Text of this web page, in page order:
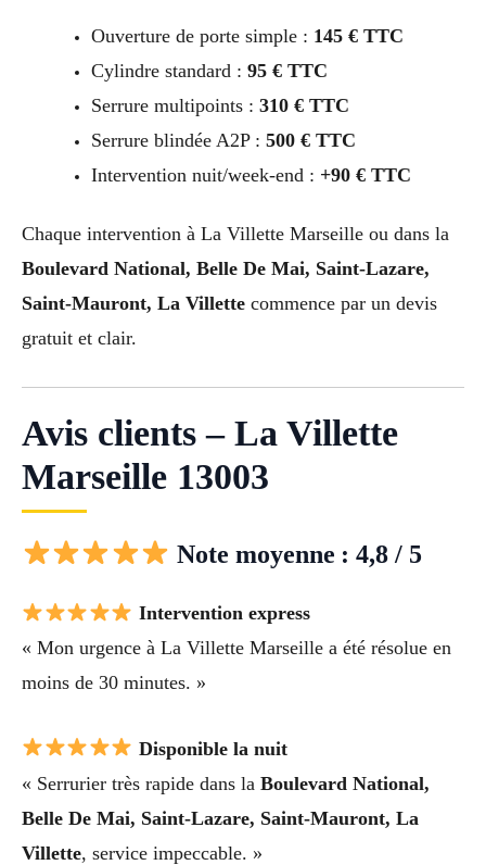
Ouverture de porte simple : 145 € TTC
Cylindre standard : 95 € TTC
Serrure multipoints : 310 € TTC
Serrure blindée A2P : 500 € TTC
Intervention nuit/week-end : +90 € TTC
Chaque intervention à La Villette Marseille ou dans la
Boulevard National, Belle De Mai, Saint-Lazare,
Saint-Mauront, La Villette commence par un devis
gratuit et clair.
Avis clients – La Villette
Marseille 13003
Note moyenne : 4,8 / 5
Intervention express
« Mon urgence à La Villette Marseille a été résolue en
moins de 30 minutes. »
Disponible la nuit
« Serrurier très rapide dans la Boulevard National,
Belle De Mai, Saint-Lazare, Saint-Mauront, La
Villette, service impeccable. »